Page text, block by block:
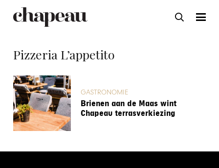
Pizzeria L’appetito
GASTRONOMIE
Brienen aan de Maas wint
Chapeau terrasverkiezing